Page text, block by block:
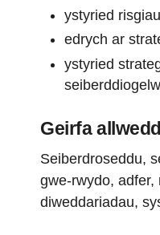
ystyried
edrych ar
ystyried
Geirfa
Seiberdroseddu,
gwe-rwydo,
diweddariadau,